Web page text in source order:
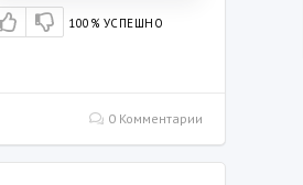
100% УСПЕШНО
0 Комментарии